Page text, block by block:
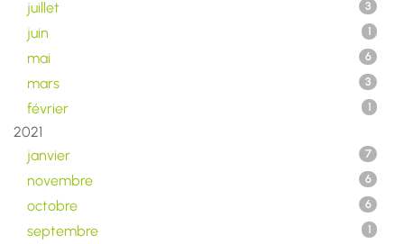
juillet 3
juin 1
mai 6
mars 3
février 1
2021
janvier
7
novembre 6
octobre 6
septembre 1